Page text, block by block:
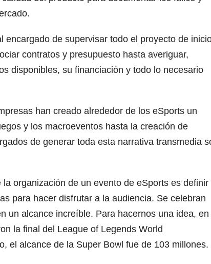
encargado de supervisar todo el proyecto de
contratos y presupuesto hasta averiguar,
disponibles, su financiación y todo lo necesario
han creado alrededor de los eSports un
y los macroeventos hasta la creación de
de generar toda esta narrativa transmedia
la organización de un evento de eSports es definir
para hacer disfrutar a la audiencia. Se celebran
un alcance increíble. Para hacernos una idea, en
la final del League of Legends World
el alcance de la Super Bowl fue de 103 millones.